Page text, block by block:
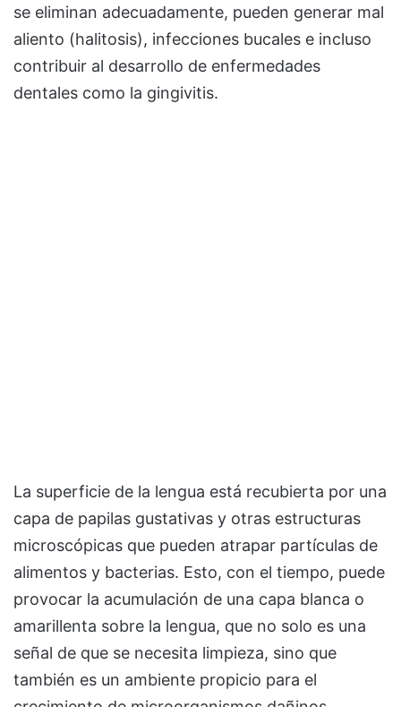
se eliminan adecuadamente, pueden generar mal
aliento (halitosis), infecciones bucales e incluso
contribuir al desarrollo de enfermedades
dentales como la gingivitis.
La superficie de la lengua está recubierta por una
capa de papilas gustativas y otras estructuras
microscópicas que pueden atrapar partículas de
alimentos y bacterias. Esto, con el tiempo, puede
provocar la acumulación de una capa blanca o
amarillenta sobre la lengua, que no solo es una
señal de que se necesita limpieza, sino que
también es un ambiente propicio para el